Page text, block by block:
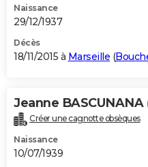
Naissance
29/12/1937
Décès
18/11/2015 à Marseille (
Jeanne BASCUNANA
Créer une cagnotte obsèques
Naissance
10/07/1939